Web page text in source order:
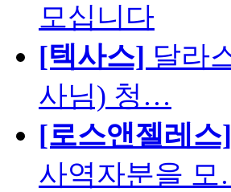
모십니다
[텍사스] 달라
사님) 청…
[로스앤젤레스]
사역자분을